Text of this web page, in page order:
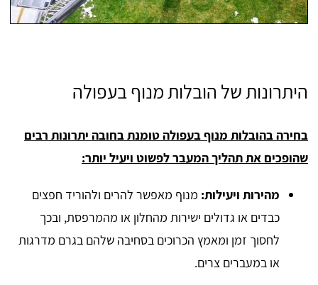
היתרונות של הובלות מנוף בעפולה
בחירה בהובלות מנוף בעפולה טומנת בחובה יתרונות רבים
שהופכים את תהליך המעבר לפשוט ויעיל יותר:
מהירות ויעילות: מנוף מאפשר להרים ולהוריד חפצים
כבדים או גדולים ישירות מהחלון או מהמרפסת, ובכך
לחסוך זמן ומאמץ הכרוכים בסחיבה שלהם בגרם מדרגות
או במעברים צרים.